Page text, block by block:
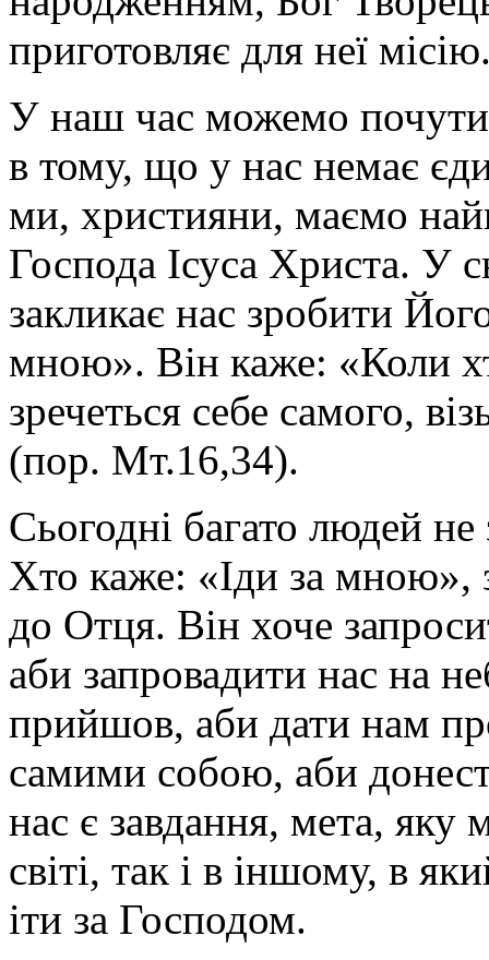
приготовляє для неї
У наш час можемо
в тому, що у нас немає
ми, християни, маємо
Господа Ісуса Христа. У
закликає нас зробити
мною». Він каже: «Коли
зречеться себе самого,
(пор. Мт.16,34).
Сьогодні багато людей
Хто каже: «Іди за мною»,
до Отця. Він хоче
аби запровадити нас на
прийшов, аби дати нам
самими собою, аби
нас є завдання, мета, яку
світі, так і в іншому, в
іти за Господом.